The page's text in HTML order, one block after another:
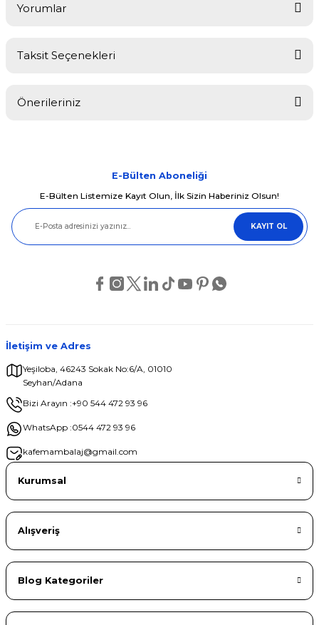
Yorumlar
Taksit Seçenekleri
Önerileriniz
Görüş ve önerileriniz için teşekkür ederiz.
Ürün resmi kalitesiz, bozuk veya görüntülenemiyor.
Ürün açıklamasında eksik bilgiler bulunuyor.
Bu ürüne benzer farklı alternatifler olmalı.
E-Bülten Aboneliği
E-Bülten Listemize Kayıt Olun, İlk Sizin Haberiniz Olsun!
KAYIT OL
İletişim ve Adres
Yeşiloba, 46243 Sokak No:6/A, 01010
Seyhan/Adana
Bizi Arayın :+90 544 472 93 96
WhatsApp :0544 472 93 96
kafemambalaj@gmail.com
Kurumsal
Alışveriş
Blog Kategoriler